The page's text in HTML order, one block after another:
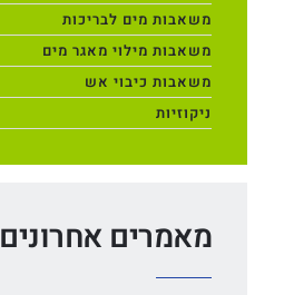
משאבות מים לבריכות
משאבות מילוי מאגר מים
משאבות כיבוי אש
ניקוזיות
מאמרים אחרונים